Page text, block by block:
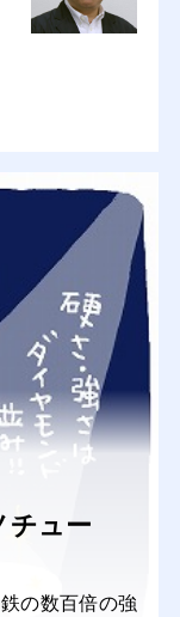
チュー
の数百倍の強